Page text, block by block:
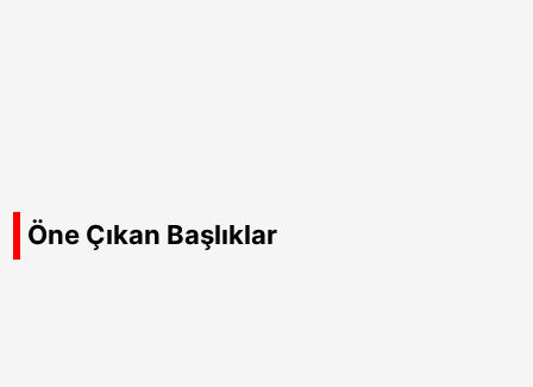
Öne Çıkan Başlıklar